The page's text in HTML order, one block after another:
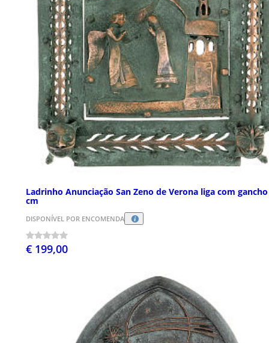
Ladrinho Anunciação San Zeno de Verona liga com
cm
DISPONÍVEL POR ENCOMENDA
€ 199,00